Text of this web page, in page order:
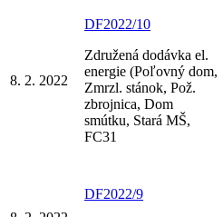
8. 2. 2022
DF2022/10
Združená dodávka el.
energie (Poľovný dom,
Zmrzl. stánok, Pož.
zbrojnica, Dom
smútku, Stará MŠ,
FC31
DF2022/9